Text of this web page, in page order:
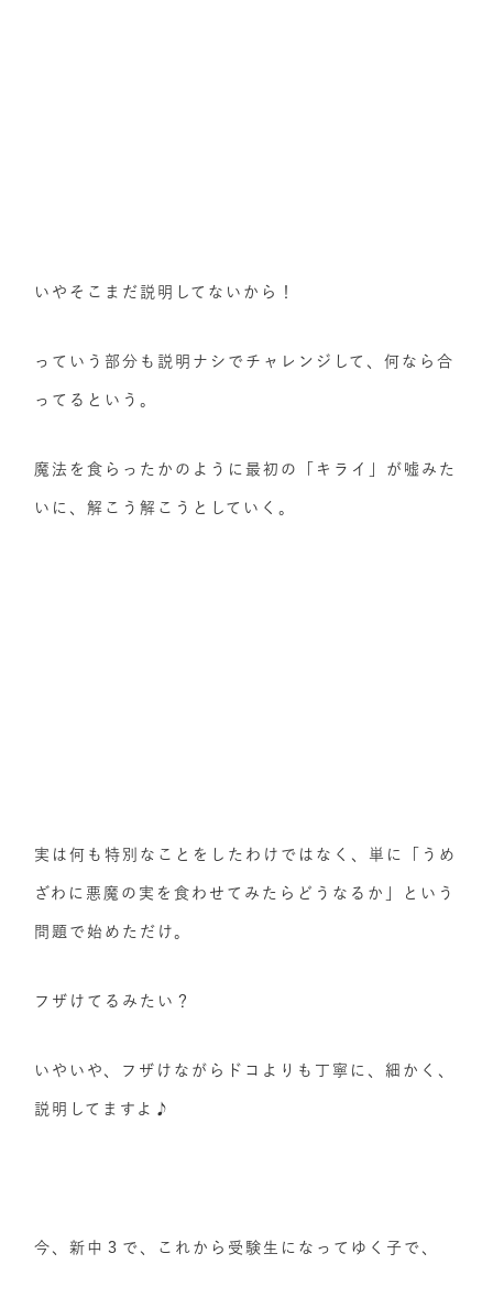
いやそこまだ説明してないから！
っていう部分も説明ナシでチャレンジして、何なら合
ってるという。
魔法を食らったかのように最初の「キライ」が嘘みた
いに、解こう解こうとしていく。
実は何も特別なことをしたわけではなく、単に「うめ
ざわに悪魔の実を食わせてみたらどうなるか」という
問題で始めただけ。
フザけてるみたい？
いやいや、フザけながらドコよりも丁寧に、細かく、
説明してますよ♪
今、新中３で、これから受験生になってゆく子で、